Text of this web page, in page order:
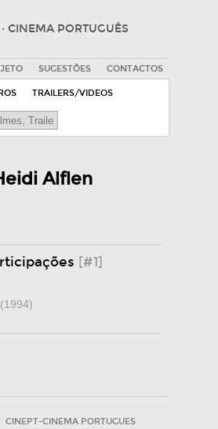
· CINEMA PORTUGUÊS
SUGESTÕES CONTACTOS
TRAILERS/VIDEOS
Alflen
[#1]
(1994)
CINEPT-CINEMA PORTUGUES